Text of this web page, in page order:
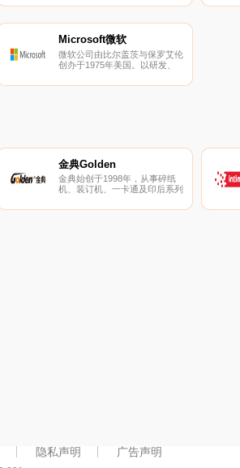
电行业。兄弟brother现事业领
等产品为代表的打印及解决方案
事业；以家用缝纫机、绣花机为
中心的家用机器事业。
Microsoft微软
微软公司由比尔盖茨与保罗艾伦
创办于1975年美国。以研发、
件服务业务为主。微软提供的主
金典Golden
金典始创于1998年，从事碎纸
机、装订机、一卡通及印后系列
的品牌制营商。金典拥有多项产
隐私声明 广告声明